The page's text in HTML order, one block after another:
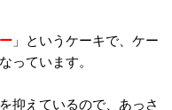
」というケーキで、ケー
っています。
抑えているので、あっさ